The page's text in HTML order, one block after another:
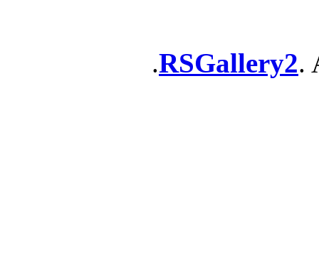
RSGallery2.